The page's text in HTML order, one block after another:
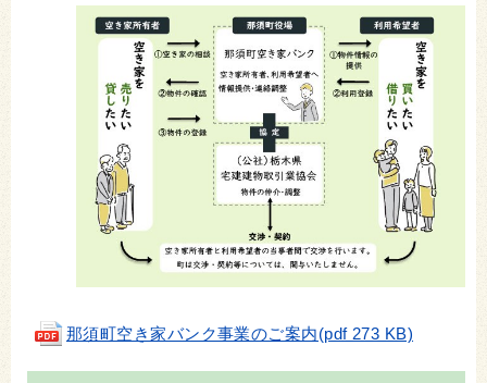
那須町空き家バンク事業のご案内(pdf 273 KB)